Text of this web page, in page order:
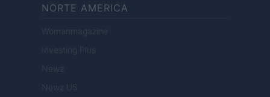
NORTE AMERICA
Womanmagazine
Investing Plus
Newz
Newz US